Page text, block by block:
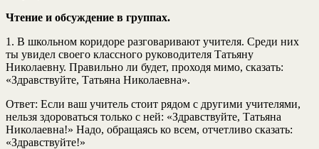
Чтение и обсуждение в группах.
1. В школьном коридоре разговаривают учителя. Среди них
ты увидел своего классного руководителя Татьяну
Николаевну. Правильно ли будет, проходя мимо, сказать:
«Здравствуйте, Татьяна Николаевна».
Ответ: Если ваш учитель стоит рядом с другими учителями,
нельзя здороваться только с ней: «Здравствуйте, Татьяна
Николаевна!» Надо, обращаясь ко всем, отчетливо сказать:
«Здравствуйте!»